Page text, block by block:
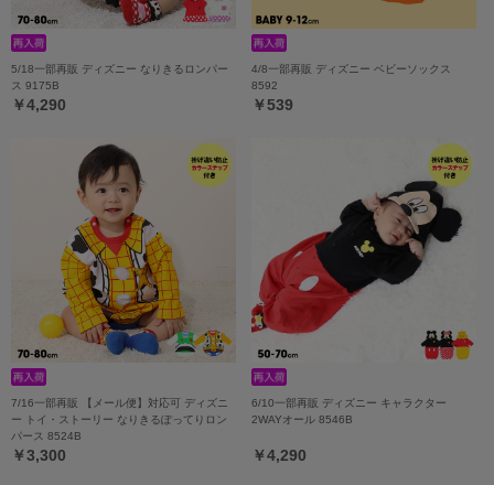
5/18一部再販 ディズニー なりきるロンパー
ス 9175B
￥4,290
4/8一部再販 ディズニー ベビーソックス
8592
￥539
7/16一部再販 【メール便】対応可 ディズニ
ー トイ・ストーリー なりきるぽってりロン
パース 8524B
￥3,300
6/10一部再販 ディズニー キャラクター
2WAYオール 8546B
￥4,290